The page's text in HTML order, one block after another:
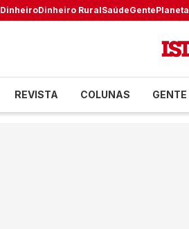
DinheiroDinheiro RuralSaúdeGentePlaneta
REVISTA COLUNAS GENTE